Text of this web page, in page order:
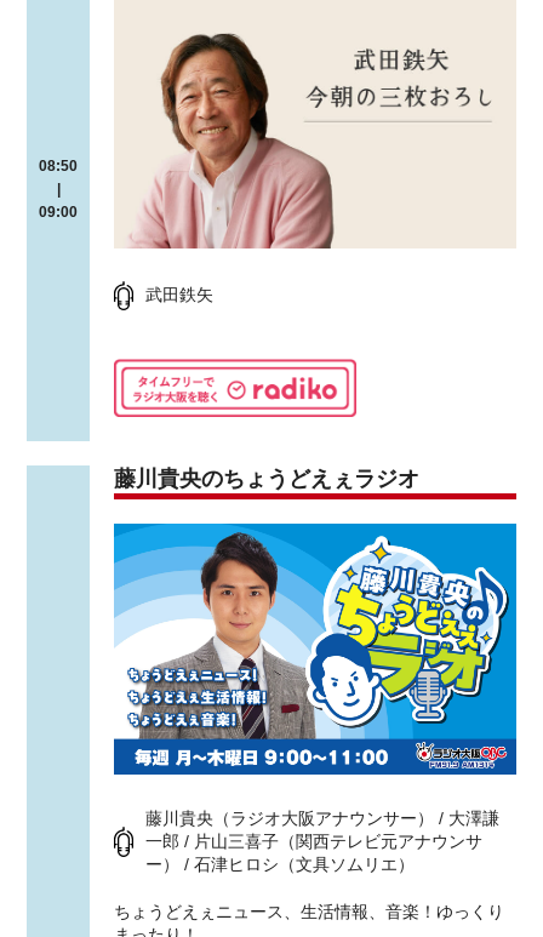
08:50
09:00
武田鉄矢
藤川貴央のちょうどえぇラジオ
藤川貴央（ラジオ大阪アナウンサー） / 大澤謙
一郎 / 片山三喜子（関西テレビ元アナウンサ
ー） / 石津ヒロシ（文具ソムリエ）
ちょうどえぇニュース、生活情報、音楽！ゆっくり